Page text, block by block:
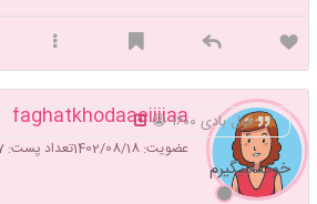
faghatkhodaaeiiiiaa
عضویت: 1402/08/18 تعداد پست: 10957
فول بادی ۱۶۰۰ 😭
خوب میگیرم